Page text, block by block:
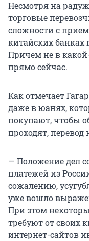
Несмотря на
торговые
сложности с
китайских банках
Причем не в
прямо сейчас.
Как отмечает
даже в юанях,
покупают, чтобы
проходят, перевод
— Положение дел
платежей из
сожалению,
уже вошло
При этом
требуют от своих
интернет-сайтов